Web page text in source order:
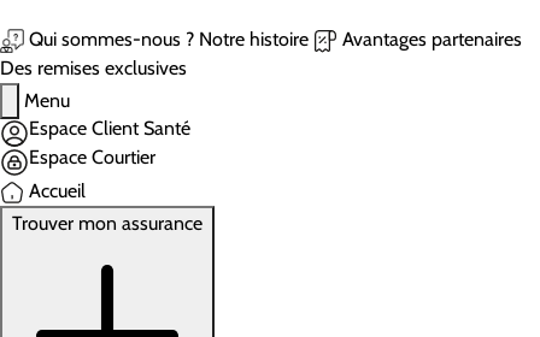
Qui sommes-nous ? Notre histoire
Avantages partenaires
Des remises exclusives
Menu
Espace Client Santé
Espace Courtier
Accueil
Trouver mon assurance